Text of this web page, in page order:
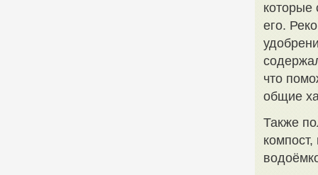
которые
его.
что
общие
Также